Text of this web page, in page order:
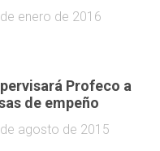
enero de 2016
Profeco a
de empeño
agosto de 2015